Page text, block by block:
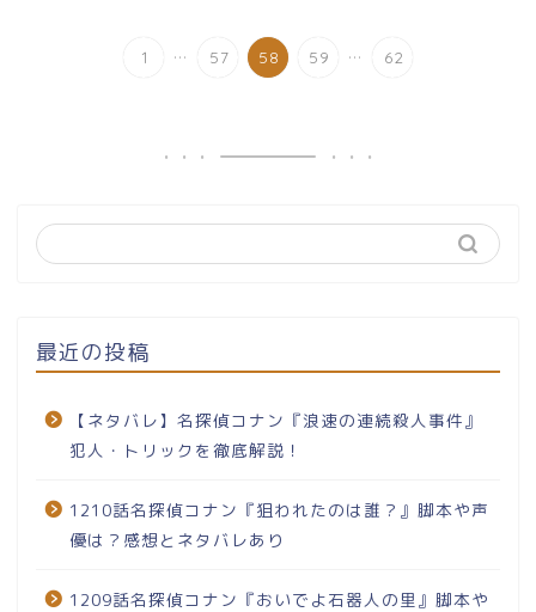
1 ... 57 58 59 ... 62
最近の投稿
【ネタバレ】名探偵コナン『浪速の連続殺人事件』
犯人・トリックを徹底解説！
1210話名探偵コナン『狙われたのは誰？』脚本や声
優は？感想とネタバレあり
1209話名探偵コナン『おいでよ石器人の里』脚本や